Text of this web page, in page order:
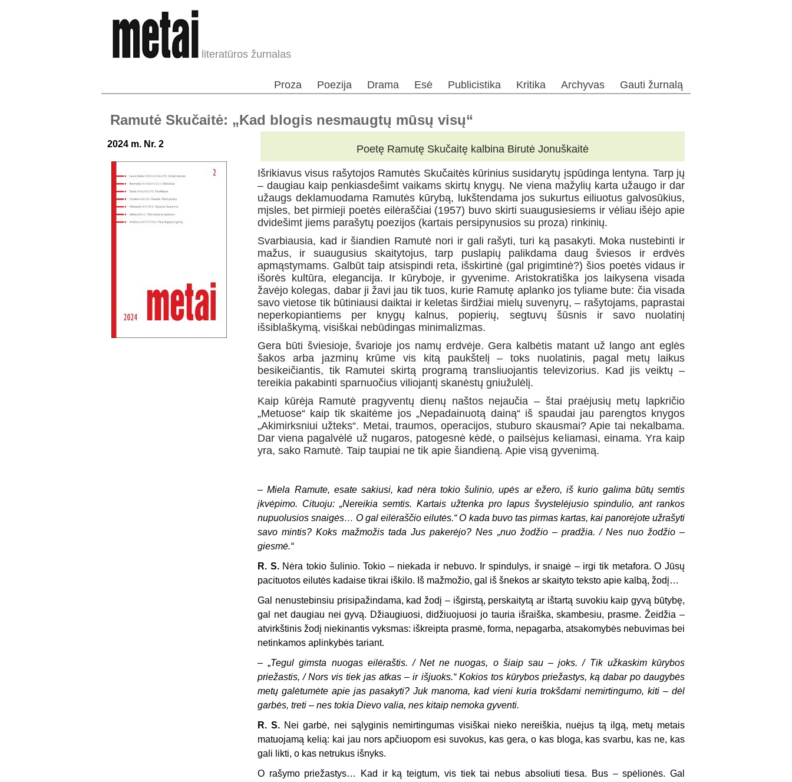
literatūros žurnalas
Proza Poezija Drama Esė Publicistika Kritika Archyvas Gauti žurnalą
Ramutė Skučaitė: „Kad blogis nesmaugtų mūsų visų“
2024 m. Nr. 2 Poetę Ramutę Skučaitę kalbina Birutė Jonuškaitė
Išrikiavus visus rašytojos Ramutės Skučaitės kūrinius susidarytų įspūdinga lentyna. Tarp jų
– daugiau kaip penkiasdešimt vaikams skirtų knygų. Ne viena mažylių karta užaugo ir dar
užaugs deklamuodama Ramutės kūrybą, lukštendama jos sukurtus eiliuotus galvosūkius,
mįsles, bet pirmieji poetės eilėraščiai (1957) buvo skirti suaugusiesiems ir vėliau išėjo apie
dvidešimt jiems parašytų poezijos (kartais persipynusios su proza) rinkinių.
Svarbiausia, kad ir šiandien Ramutė nori ir gali rašyti, turi ką pasakyti. Moka nustebinti ir
mažus, ir suaugusius skaitytojus, tarp puslapių palikdama daug šviesos ir erdvės
apmąstymams. Galbūt taip atsispindi reta, išskirtinė (gal prigimtinė?) šios poetės vidaus ir
išorės kultūra, elegancija. Ir kūryboje, ir gyvenime. Aristokratiška jos laikysena visada
žavėjo kolegas, dabar ji žavi jau tik tuos, kurie Ramutę aplanko jos tyliame bute: čia visada
savo vietose tik būtiniausi daiktai ir keletas širdžiai mielų suvenyrų, – rašytojams, paprastai
neperkopiantiems per knygų kalnus, popierių, segtuvų šūsnis ir savo nuolatinį
išsiblaškymą, visiškai nebūdingas minimalizmas.
Gera būti šviesioje, švarioje jos namų erdvėje. Gera kalbėtis matant už lango ant eglės
šakos arba jazminų krūme vis kitą paukštelį – toks nuolatinis, pagal metų laikus
besikeičiantis, tik Ramutei skirtą programą transliuojantis televizorius. Kad jis veiktų –
tereikia pakabinti sparnuočius viliojantį skanėstų gniužulėlį.
Kaip kūrėja Ramutė pragyventų dienų naštos nejaučia – štai praėjusių metų lapkričio
„Metuose“ kaip tik skaitėme jos „Nepadainuotą dainą“ iš spaudai jau parengtos knygos
„Akimirksniui užteks“. Metai, traumos, operacijos, stuburo skausmai? Apie tai nekalbama.
Dar viena pagalvėlė už nugaros, patogesnė kėdė, o pailsėjus keliamasi, einama. Yra kaip
yra, sako Ramutė. Taip taupiai ne tik apie šiandieną. Apie visą gyvenimą.
–Miela Ramute, esate sakiusi, kad nėra tokio šulinio, upės ar ežero, iš kurio galima būtų semtis
įkvėpimo. Cituoju: „Nereikia semtis. Kartais užtenka pro lapus švystelėjusio spindulio, ant rankos
nupuolusios snaigės… O gal eilėraščio eilutės.“ O kada buvo tas pirmas kartas, kai panorėjote užrašyti
savo mintis? Koks mažmožis tada Jus pakerėjo? Nes „nuo žodžio – pradžia. / Nes nuo žodžio –
giesmė.“
R. S.Nėra tokio šulinio. Tokio – niekada ir nebuvo. Ir spindulys, ir snaigė – irgi tik metafora. O Jūsų
pacituotos eilutės kadaise tikrai iškilo. Iš mažmožio, gal iš šnekos ar skaityto teksto apie kalbą, žodį…
Gal nenustebinsiu prisipažindama, kad žodį – išgirstą, perskaitytą ar ištartą suvokiu kaip gyvą būtybę,
gal net daugiau nei gyvą. Džiaugiuosi, didžiuojuosi jo tauria išraiška, skambesiu, prasme. Žeidžia –
atvirkštinis žodį niekinantis vyksmas: iškreipta prasmė, forma, nepagarba, atsakomybės nebuvimas bei
netinkamos aplinkybės tariant.
– „Tegul gimsta nuogas eilėraštis. / Net ne nuogas, o šiaip sau – joks. / Tik užkaskim kūrybos
priežastis, / Nors vis tiek jas atkas – ir išjuoks.“ Kokios tos kūrybos priežastys, ką dabar po daugybės
metų galėtumėte apie jas pasakyti? Juk manoma, kad vieni kuria trokšdami nemirtingumo, kiti – dėl
garbės, treti – nes tokia Dievo valia, nes kitaip nemoka gyventi.
R. S. Nei garbė, nei sąlyginis nemirtingumas visiškai nieko nereiškia, nuėjus tą ilgą, metų metais
matuojamą kelią: kai jau nors apčiuopom esi suvokus, kas gera, o kas bloga, kas svarbu, kas ne, kas
gali likti, o kas netrukus išnyks.
O rašymo priežastys… Kad ir ką teigtum, vis tiek tai nebus absoliuti tiesa. Bus – spėlionės. Gal